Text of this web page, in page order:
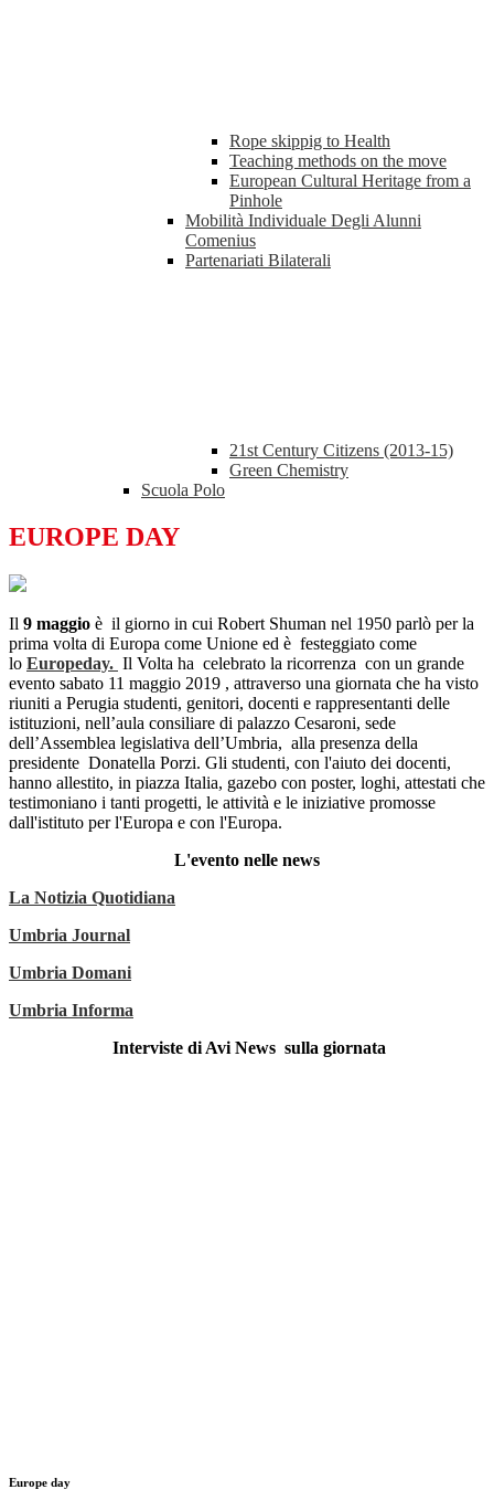
Rope skippig to Health
Teaching methods on the move
European Cultural Heritage from a
Pinhole
Mobilità Individuale Degli Alunni
Comenius
Partenariati Bilaterali
21st Century Citizens (2013-15)
Green Chemistry
Scuola Polo
EUROPE DAY
Il 9 maggio è il giorno in cui Robert Shuman nel 1950 parlò per la
prima volta di Europa come Unione ed è festeggiato come
lo Europeday. Il Volta ha celebrato la ricorrenza con un grande
evento sabato 11 maggio 2019 , attraverso una giornata che ha visto
riuniti a Perugia studenti, genitori, docenti e rappresentanti delle
istituzioni, nell’aula consiliare di palazzo Cesaroni, sede
dell’Assemblea legislativa dell’Umbria, alla presenza della
presidente Donatella Porzi. Gli studenti, con l'aiuto dei docenti,
hanno allestito, in piazza Italia, gazebo con poster, loghi, attestati che
testimoniano i tanti progetti, le attività e le iniziative promosse
dall'istituto per l'Europa e con l'Europa.
L'evento nelle news
La Notizia Quotidiana
Umbria Journal
Umbria Domani
Umbria Informa
Interviste di Avi News sulla giornata
Europe day